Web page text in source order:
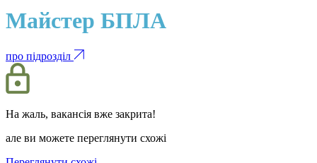
Майстер БПЛА
про підрозділ
На жаль, вакансія вже закрита!
але ви можете переглянути схожі